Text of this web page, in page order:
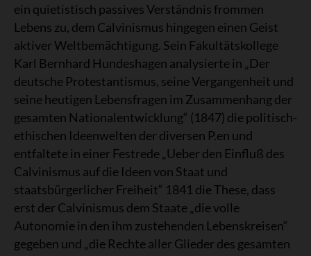
ein quietistisch passives Verständnis frommen
Lebens zu, dem Calvinismus hingegen einen Geist
aktiver Weltbemächtigung. Sein Fakultätskollege
Karl Bernhard Hundeshagen analysierte in „Der
deutsche Protestantismus, seine Vergangenheit und
seine heutigen Lebensfragen im Zusammenhang der
gesamten Nationalentwicklung“ (1847) die politisch-
ethischen Ideenwelten der diversen P.en und
entfaltete in einer Festrede „Ueber den Einfluß des
Calvinismus auf die Ideen von Staat und
staatsbürgerlicher Freiheit“ 1841 die These, dass
erst der Calvinismus dem Staate „die volle
Autonomie in den ihm zustehenden Lebenskreisen“
gegeben und „die Rechte aller Glieder des gesamten